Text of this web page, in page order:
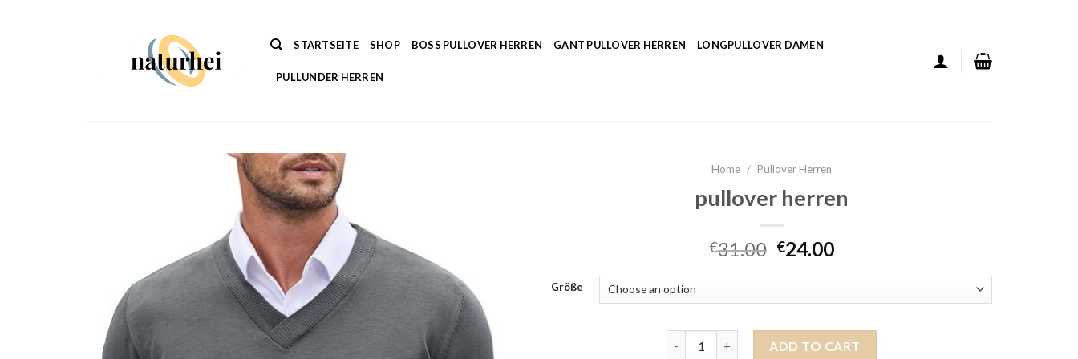
STARTSEITE SHOP BOSS PULLOVER HERREN GANT PULLOVER HERREN LONGPULLOVER DAMEN
PULLUNDER HERREN
Home / Pullover Herren
pullover herren
€31.00 €24.00
Größe
ADD TO CART